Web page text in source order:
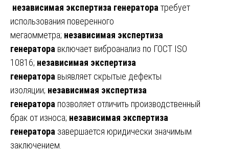
независимая экспертиза генератора требует
использования поверенного
мегаомметра; независимая экспертиза
генератора включает виброанализ по ГОСТ ISO
10816; независимая экспертиза
генератора выявляет скрытые дефекты
изоляции; независимая экспертиза
генератора позволяет отличить производственный
брак от износа; независимая экспертиза
генератора завершается юридически значимым
заключением.